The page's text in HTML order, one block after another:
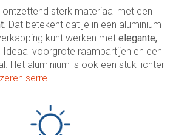
ontzettend sterk materiaal met een
. Dat betekent dat je in een aluminium
kunt werken met elegante,
Ideaal voorgrote raampartijen en een
Het aluminium is ook een stuk lichter
serre.